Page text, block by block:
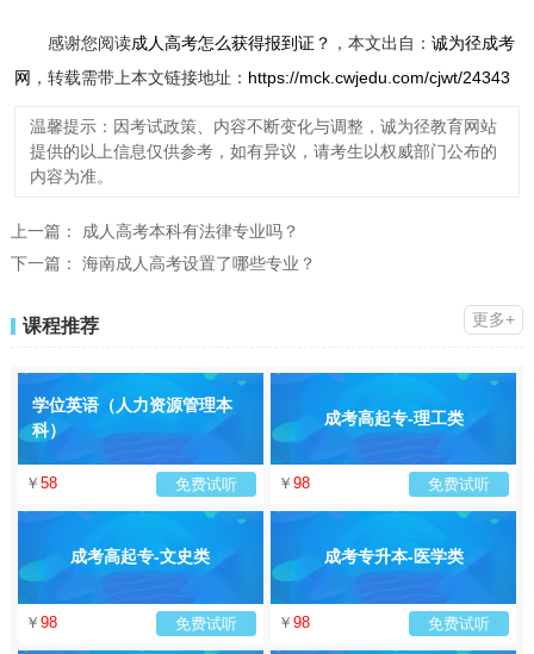
感谢您阅读成人高考怎么获得报到证？ ，本文出自： 诚为径成考
网 ，转载需带上本文链接地址： https://mck.cwjedu.com/cjwt/24343
温馨提示：因考试政策、内容不断变化与调整，诚为径教育网站
提供的以上信息仅供参考，如有异议，请考生以权威部门公布的
内容为准。
上一篇： 成人高考本科有法律专业吗？
下一篇： 海南成人高考设置了哪些专业？
课程推荐 更多+
学位英语（人力资源管理本
科）
￥ 58 免费试听
成考高起专-理工类
￥ 98 免费试听
成考高起专-文史类
￥ 98 免费试听
成考专升本-医学类
￥ 98 免费试听